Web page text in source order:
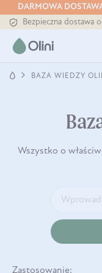
DARMOWA
Tłoczony zawsze na
Bezpieczna dostawa
Tłoczony zawsze na
BAZA WIEDZY
Wszystko o
Zastosowanie: